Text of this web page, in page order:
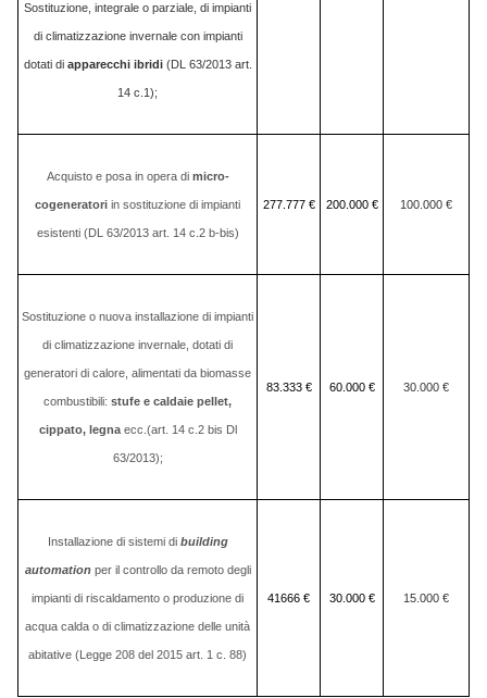
Sostituzione, integrale o parziale, di impianti
di climatizzazione invernale con impianti
dotati di apparecchi ibridi (DL 63/2013 art.
14 c.1);
Acquisto e posa in opera dimicro-
cogeneratori in sostituzione di impianti
esistenti (DL 63/2013 art. 14 c.2 b-bis)
277.777 € 200.000 € 100.000 €
Sostituzione o nuova installazione di impianti
di climatizzazione invernale, dotati di
generatori di calore, alimentati da biomasse
combustibili: stufe e caldaie pellet,
cippato, legnaecc.(art. 14 c.2 bis Dl
63/2013);
83.333 € 60.000 € 30.000 €
Installazione di sistemi di building
automationper il controllo da remoto degli
impianti di riscaldamento o produzione di
acqua calda o di climatizzazione delle unità
abitative (Legge 208 del 2015 art. 1 c. 88)
41666 € 30.000 € 15.000 €